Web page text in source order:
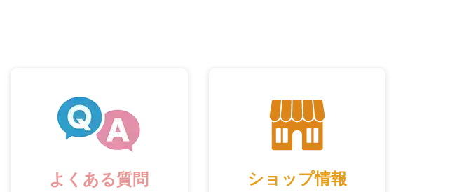
よくある質問 ショップ情報